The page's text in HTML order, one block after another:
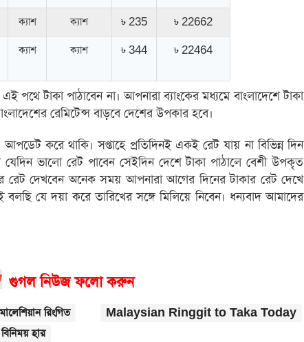
ক্যাশ ক্যাশ ৳ 235 ৳ 22662
ক্যাশ ক্যাশ ৳ 344 ৳ 22464
পথে টাকা পাঠাবেন না। আপনারা ব্যাংকের মধ্যমে বাংলাদেশে টাকা
রেমিটেন্স বাড়বে দেশের উপকার হবে।
করে থাকি। সপ্তাহে প্রতিদিনই একই রেট যায় না বিভিন্ন দিন
ভালো রেট পাবেন সেইদিন দেশে টাকা পাঠালে বেশী উপকৃত
রেট দেখবেন অনেক সময় আপনারা আগের দিনের টাকার রেট দেখে
যে দয়া করে তারিখের সঙ্গে মিলিয়ে নিবেন। ধন্যবাদ আমাদের
গুগল নিউজ ফলো করুন
মালেশিয়ান রিংগিত
Malaysian Ringgit to Taka Today
হার